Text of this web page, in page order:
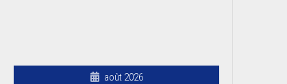
août 2026